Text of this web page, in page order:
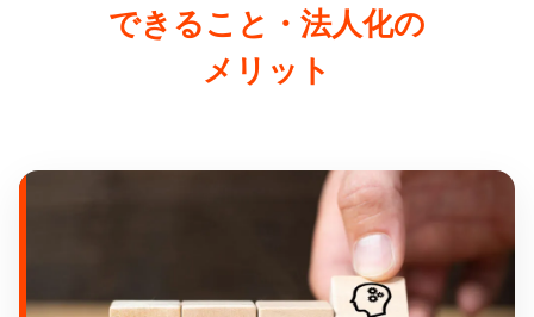
できること・法人化の
メリット